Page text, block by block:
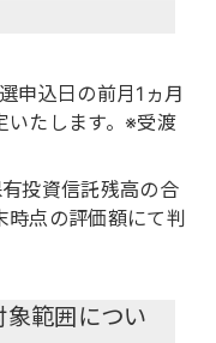
申込日の前月1ヵ月
いたします。※受渡
投資信託残高の合
点の評価額にて判
象範囲につい